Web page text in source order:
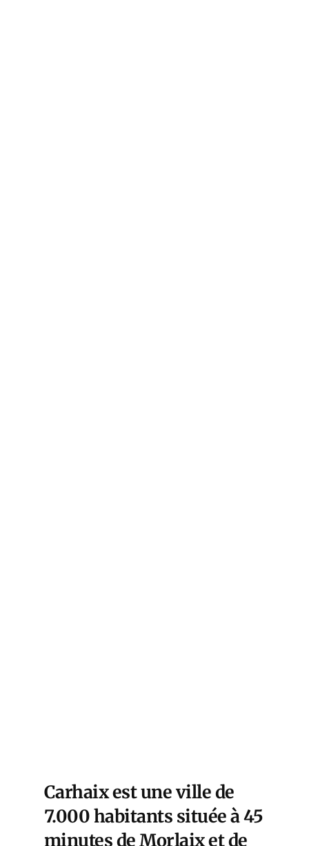
Carhaix est une ville de
7.000 habitants située à 45
minutes de Morlaix et de